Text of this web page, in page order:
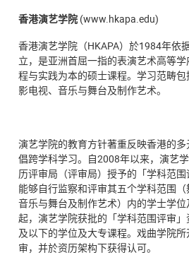
香港演艺学院 (www.hkapa.edu)
香港演艺学院（HKAPA）於1984年依
立，是亚洲首屈一指的表演艺术高等
程与实践为本的硕士课程。学习范畴
影电视、音乐与舞台及制作艺术。
演艺学院的教育方针著重反映香港的
倡跨学科学习。自2008年以来，演艺
历评审局（评审局）授予的「学科范
能够自行监察和评审其五个学科范围（
音乐与舞台及制作艺术）内的学士学
起，演艺学院获批的「学科范围评审
及以下的学位及大专课程。戏曲学院
审，并於资历架构下获得认可。